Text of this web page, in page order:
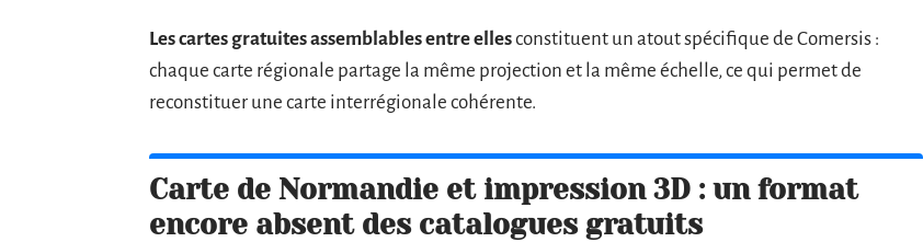
Les cartes gratuites assemblables entre ellesconstituent un atout spécifique de Comersis :
chaque carte régionale partage la même projection et la même échelle, ce qui permet de
reconstituer une carte interrégionale cohérente.
Carte de Normandie et impression 3D : un format
encore absent des catalogues gratuits